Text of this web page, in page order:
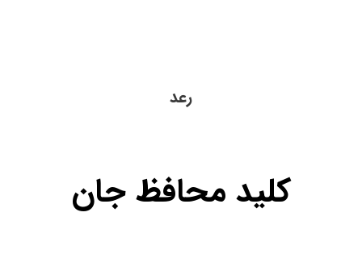
رعد
کلید محافظ جان